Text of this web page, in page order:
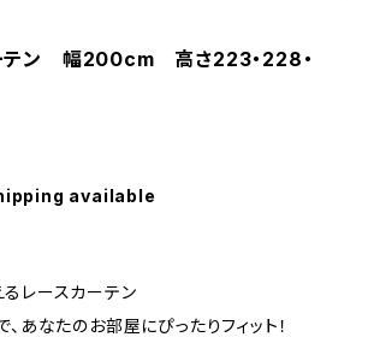
テン 幅200cm 高さ223・228・
available
レースカーテン
あなたのお部屋にぴったりフィット！